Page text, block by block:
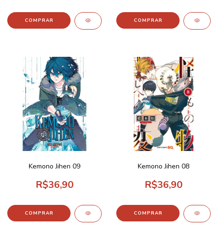
Kemono Jihen 09
R$36,90
Kemono Jihen 08
R$36,90